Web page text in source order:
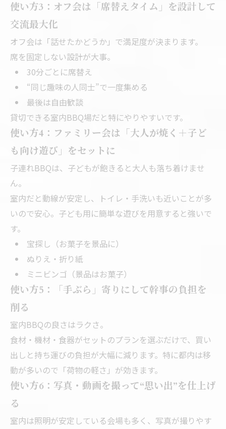
使い方3：オフ会は「席替えタイム」を設計して
交流最大化
オフ会は「話せたかどうか」で満足度が決まります。
席を固定しない設計が大事。
30分ごとに席替え
“同じ趣味の人同士”で一度集める
最後は自由歓談
貸切できる室内BBQ場だと特にやりやすいです。
使い方4：ファミリー会は「大人が焼く＋子ど
も向け遊び」をセットに
子連れBBQは、子どもが飽きると大人も落ち着けませ
ん。
室内だと動線が安定し、トイレ・手洗いも近いことが多
いので安心。子ども用に簡単な遊びを用意すると強いで
す。
宝探し（お菓子を景品に）
ぬりえ・折り紙
ミニビンゴ（景品はお菓子）
使い方5：「手ぶら」寄りにして幹事の負担を
削る
室内BBQの良さはラクさ。
食材・機材・食器がセットのプランを選ぶだけで、買い
出しと持ち運びの負担が大幅に減ります。特に都内は移
動が多いので「荷物の軽さ」が効きます。
使い方6：写真・動画を撮って“思い出”を仕上げ
る
室内は照明が安定している会場も多く、写真が撮りやす